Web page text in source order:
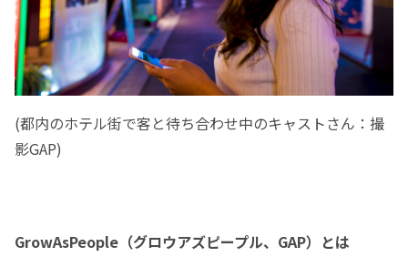
(都内のホテル街で客と待ち合わせ中のキャストさん：撮
影GAP)
GrowAsPeople（グロウアズピープル、GAP）とは